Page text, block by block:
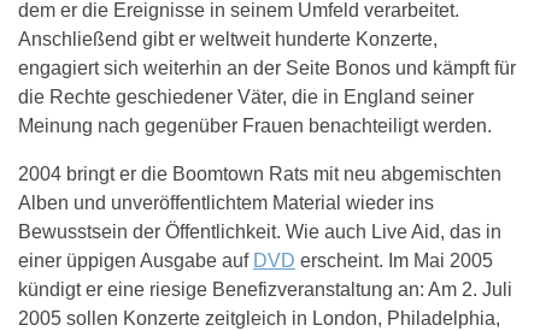
dem er die Ereignisse in seinem Umfeld verarbeitet.
Anschließend gibt er weltweit hunderte Konzerte,
engagiert sich weiterhin an der Seite Bonos und kämpft für
die Rechte geschiedener Väter, die in England seiner
Meinung nach gegenüber Frauen benachteiligt werden.
2004 bringt er die Boomtown Rats mit neu abgemischten
Alben und unveröffentlichtem Material wieder ins
Bewusstsein der Öffentlichkeit. Wie auch Live Aid, das in
einer üppigen Ausgabe auf DVD erscheint. Im Mai 2005
kündigt er eine riesige Benefizveranstaltung an: Am 2. Juli
2005 sollen Konzerte zeitgleich in London, Philadelphia,